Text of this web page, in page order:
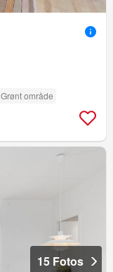
Grønt område
15 Fotos